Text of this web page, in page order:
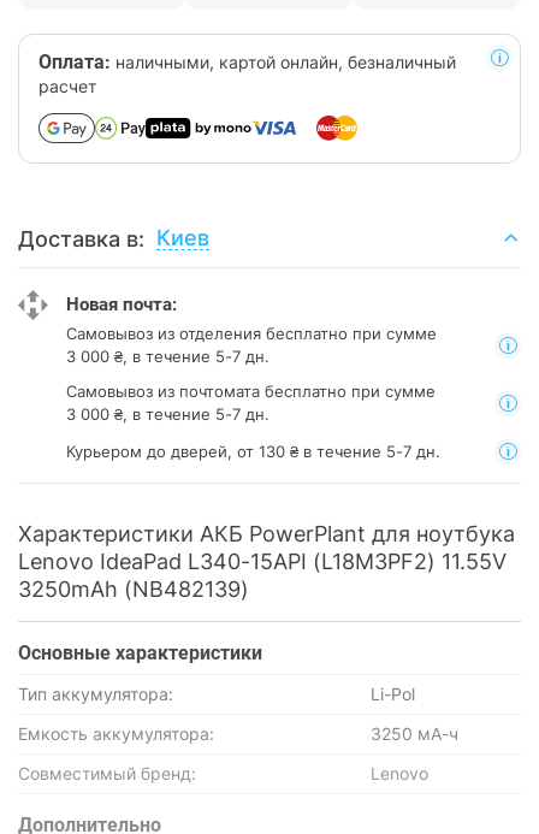
Оплата: наличными, картой онлайн, безналичный
расчет
Доставка в: Киев
Новая почта:
Самовывоз из отделения бесплатно при сумме
3 000 ₴, в течение 5-7 дн.
Самовывоз из почтомата бесплатно при сумме
3 000 ₴, в течение 5-7 дн.
Курьером до дверей, от 130 ₴ в течение 5-7 дн.
Характеристики АКБ PowerPlant для ноутбука
Lenovo IdeaPad L340-15API (L18M3PF2) 11.55V
3250mAh (NB482139)
Основные характеристики
Тип аккумулятора:
Li-Pol
Емкость аккумулятора:
3250 мА-ч
Совместимый бренд:
Lenovo
Дополнительно